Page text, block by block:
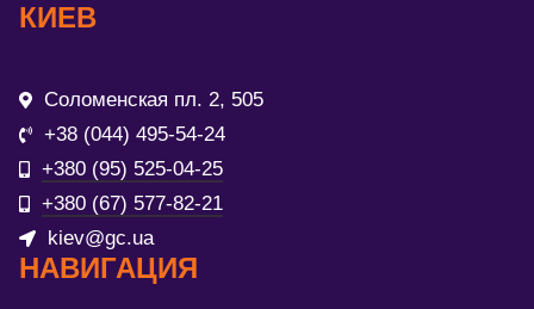
КИЕВ
Соломенская пл. 2, 505
+38 (044) 495-54-24
+380 (95) 525-04-25
+380 (67) 577-82-21
kiev@gc.ua
НАВИГАЦИЯ